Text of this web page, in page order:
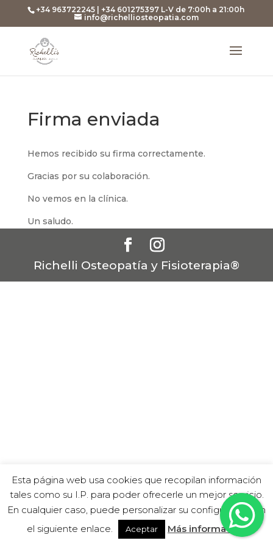
+34 963722245 | +34 601275397 L-V de 7:00h a 21:00h
info@richelliosteopatia.com
Firma enviada
Hemos recibido su firma correctamente.
Gracias por su colaboración.
No vemos en la clínica.
Un saludo.
Richelli Osteopatía y Fisioterapia®
Esta página web usa cookies que recopilan información
tales como su I.P. para poder ofrecerle un mejor servicio.
En cualquier caso, puede personalizar su configuración en
el siguiente enlace.
Aceptar Más información